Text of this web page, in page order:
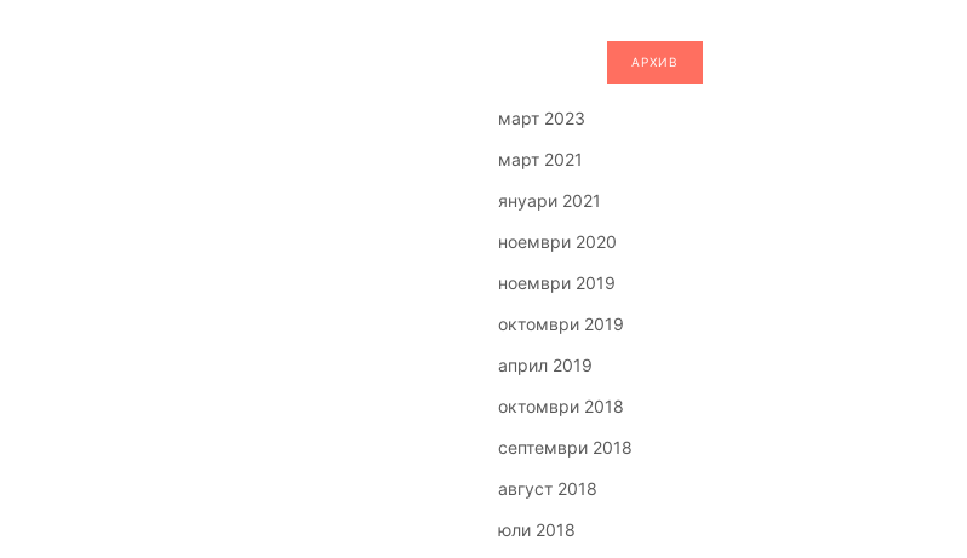
АРХИВ
март 2023
март 2021
януари 2021
ноември 2020
ноември 2019
октомври 2019
април 2019
октомври 2018
септември 2018
август 2018
юли 2018